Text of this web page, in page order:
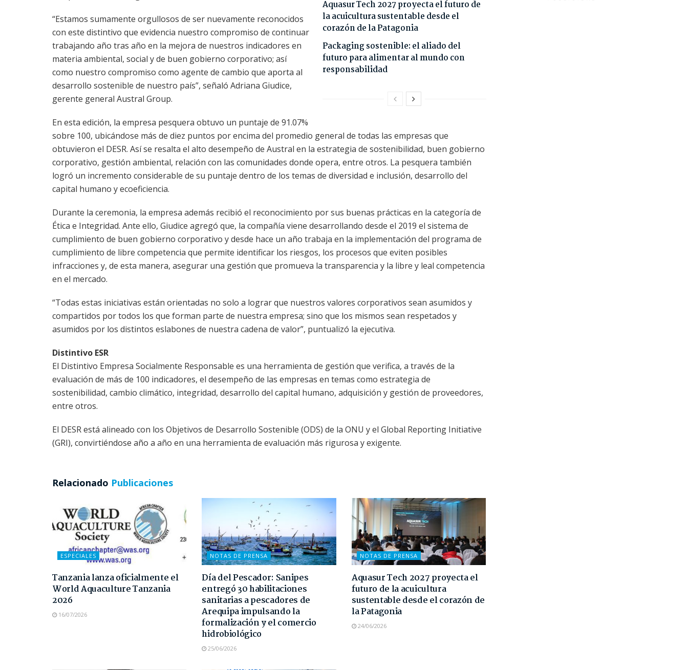
Aquasur Tech 2027 proyecta el futuro de
la acuicultura sustentable desde el
corazón de la Patagonia
Packaging sostenible: el aliado del
futuro para alimentar al mundo con
responsabilidad
“Estamos sumamente orgullosos de ser nuevamente reconocidos
con este distintivo que evidencia nuestro compromiso de continuar
trabajando año tras año en la mejora de nuestros indicadores en
materia ambiental, social y de buen gobierno corporativo; así
como nuestro compromiso como agente de cambio que aporta al
desarrollo sostenible de nuestro país”, señaló Adriana Giudice,
gerente general Austral Group.
En esta edición, la empresa pesquera obtuvo un puntaje de 91.07%
sobre 100, ubicándose más de diez puntos por encima del promedio general de todas las empresas que
obtuvieron el DESR. Así se resalta el alto desempeño de Austral en la estrategia de sostenibilidad, buen gobierno
corporativo, gestión ambiental, relación con las comunidades donde opera, entre otros. La pesquera también
logró un incremento considerable de su puntaje dentro de los temas de diversidad e inclusión, desarrollo del
capital humano y ecoeficiencia.
Durante la ceremonia, la empresa además recibió el reconocimiento por sus buenas prácticas en la categoría de
Ética e Integridad. Ante ello, Giudice agregó que, la compañía viene desarrollando desde el 2019 el sistema de
cumplimiento de buen gobierno corporativo y desde hace un año trabaja en la implementación del programa de
cumplimiento de libre competencia que permite identificar los riesgos, los procesos que eviten posibles
infracciones y, de esta manera, asegurar una gestión que promueva la transparencia y la libre y leal competencia
en el mercado.
“Todas estas iniciativas están orientadas no solo a lograr que nuestros valores corporativos sean asumidos y
compartidos por todos los que forman parte de nuestra empresa; sino que los mismos sean respetados y
asumidos por los distintos eslabones de nuestra cadena de valor”, puntualizó la ejecutiva.
Distintivo ESR
El Distintivo Empresa Socialmente Responsable es una herramienta de gestión que verifica, a través de la
evaluación de más de 100 indicadores, el desempeño de las empresas en temas como estrategia de
sostenibilidad, cambio climático, integridad, desarrollo del capital humano, adquisición y gestión de proveedores,
entre otros.
El DESR está alineado con los Objetivos de Desarrollo Sostenible (ODS) de la ONU y el Global Reporting Initiative
(GRI), convirtiéndose año a año en una herramienta de evaluación más rigurosa y exigente.
Relacionado Publicaciones
ESPECIALES
Tanzania lanza oficialmente el
World Aquaculture Tanzania
2026
16/07/2026
NOTAS DE PRENSA
Día del Pescador: Sanipes
entregó 30 habilitaciones
sanitarias a pescadores de
Arequipa impulsando la
formalización y el comercio
hidrobiológico
25/06/2026
NOTAS DE PRENSA
Aquasur Tech 2027 proyecta el
futuro de la acuicultura
sustentable desde el corazón de
la Patagonia
24/06/2026